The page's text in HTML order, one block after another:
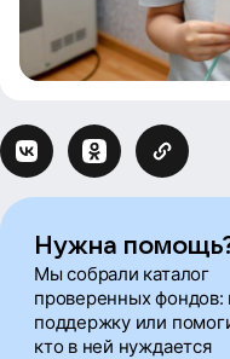
Нужна
Мы собрали каталог
проверенных фондов:
поддержку или
кто в ней нуждается